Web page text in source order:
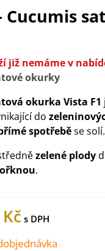
již nemáme v
okurky
okurka Vista F1
do
spotřeběse solí.
zelené plody
.